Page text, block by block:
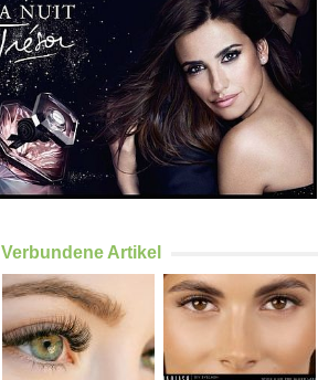
Verbundene Artikel